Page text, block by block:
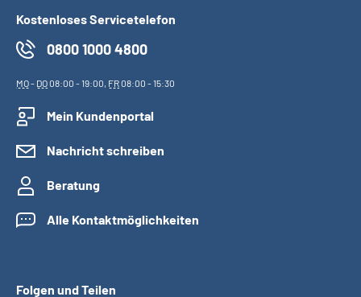
Kostenloses Servicetelefon
0800 1000 4800
MO- DO08:00 - 19:00, FR08:00 - 15:30
Mein Kundenportal
Nachricht schreiben
Beratung
Alle Kontaktmöglichkeiten
Folgen und Teilen